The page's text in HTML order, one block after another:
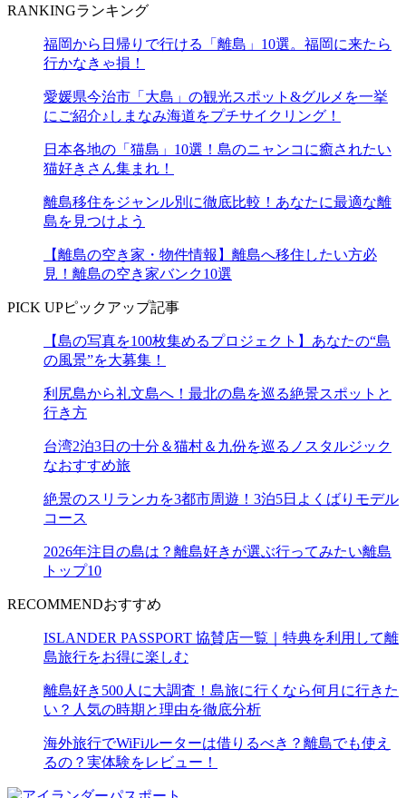
RANKINGランキング
福岡から日帰りで行ける「離島」10選。福岡に来たら
行かなきゃ損！
愛媛県今治市「大島」の観光スポット&グルメを一挙
にご紹介♪しまなみ海道をプチサイクリング！
日本各地の「猫島」10選！島のニャンコに癒されたい
猫好きさん集まれ！
離島移住をジャンル別に徹底比較！あなたに最適な離
島を見つけよう
【離島の空き家・物件情報】離島へ移住したい方必
見！離島の空き家バンク10選
PICK UPピックアップ記事
【島の写真を100枚集めるプロジェクト】あなたの“島
の風景”を大募集！
利尻島から礼文島へ！最北の島を巡る絶景スポットと
行き方
台湾2泊3日の十分＆猫村＆九份を巡るノスタルジック
なおすすめ旅
絶景のスリランカを3都市周遊！3泊5日よくばりモデル
コース
2026年注目の島は？離島好きが選ぶ行ってみたい離島
トップ10
RECOMMENDおすすめ
ISLANDER PASSPORT 協賛店一覧｜特典を利用して離
島旅行をお得に楽しむ
離島好き500人に大調査！島旅に行くなら何月に行きた
い？人気の時期と理由を徹底分析
海外旅行でWiFiルーターは借りるべき？離島でも使え
るの？実体験をレビュー！